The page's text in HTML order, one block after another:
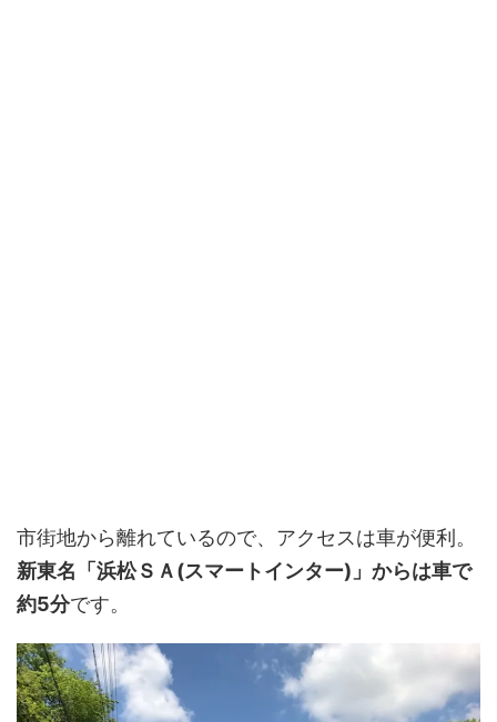
市街地から離れているので、アクセスは車が便利。
新東名「浜松ＳＡ(スマートインター)」からは車で
約5分です。